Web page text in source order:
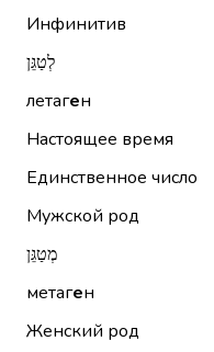
Инфинитив
לְטַגֵּן
летаген
Настоящее время
Единственное число
Мужской род
מְטַגֵּן
метаген
Женский род